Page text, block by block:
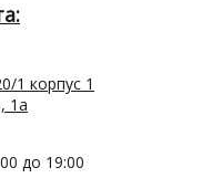
1 корпус 1
1а
до 19:00